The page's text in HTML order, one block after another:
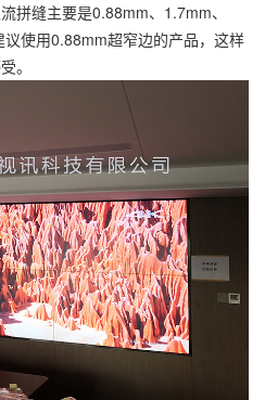
拼缝主要是0.88mm、1.7mm、
使用0.88mm超窄边的产品，这样
。